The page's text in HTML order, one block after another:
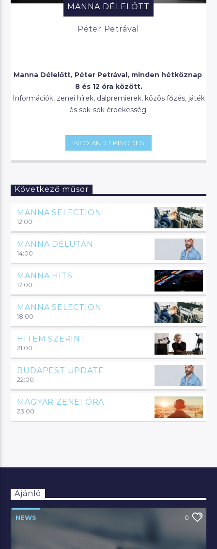
MANNA DÉLELŐTT
Péter Petrával
Manna Délelőtt, Péter Petrával, minden hétköznap
8 és 12 óra között.
Információk, zenei hírek, dalpremierek, közös főzés, játék
és sok-sok érdekesség.
INFO AND EPISODES
Következő műsor
MANNA SELECTION
12:00
MANNA DÉLUTÁN
14:00
MANNA HITS
17:00
MANNA SELECTION
18:00
HITEM SZERINT
21:00
BUDAPEST UPDATE
22:00
MAGYAR ZENEI ÓRA
23:00
Ajánló
NEWS 0